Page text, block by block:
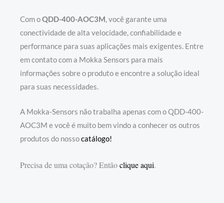
Com oQDD-400-AOC3M, você garante uma
conectividade de alta velocidade, confiabilidade e
performance para suas aplicações mais exigentes. Entre
em contato com a Mokka Sensors para mais
informações sobre o produto e encontre a solução ideal
para suas necessidades.
A Mokka-Sensors não trabalha apenas com o QDD-400-
AOC3M e você é muito bem vindo a conhecer os outros
produtos do nossocatálogo!
Precisa de uma cotação? Entãoclique aqui.